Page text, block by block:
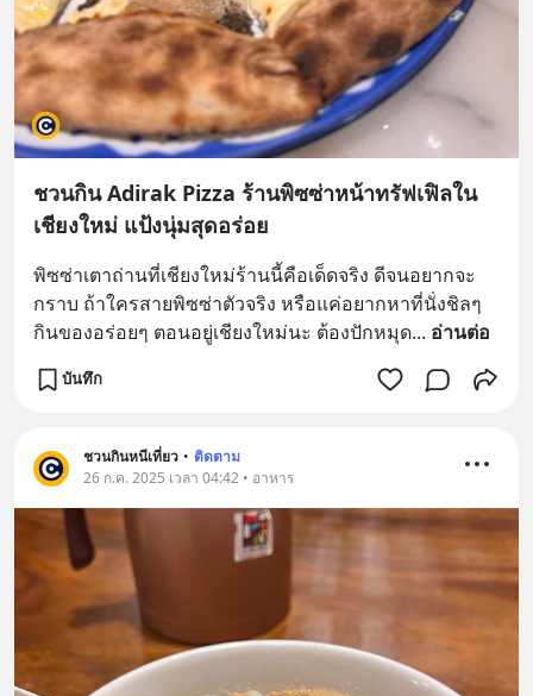
ชวนกิน Adirak Pizza ร้านพิซซ่าหน้าทรัฟเฟิลใน
เชียงใหม่ แป้งนุ่มสุดอร่อย
พิซซ่าเตาถ่านที่เชียงใหม่ร้านนี้คือเด็ดจริง ดีจนอยากจะ
กราบ ถ้าใครสายพิซซ่าตัวจริง หรือแค่อยากหาที่นั่งชิลๆ
กินของอร่อยๆ ตอนอยู่เชียงใหม่นะ ต้องปักหมุด... อ่านต่อ
บันทึก
ชวนกินหนีเที่ยว • ติดตาม
26 ก.ค. 2025 เวลา 04:42 • อาหาร